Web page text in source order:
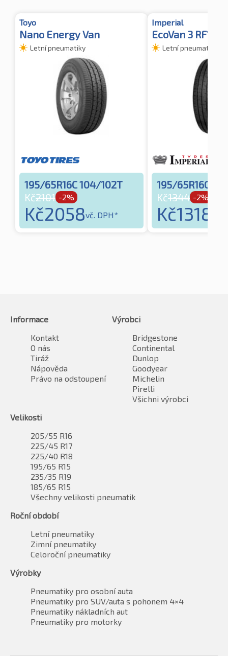
Toyo
Nano Energy Van
Letní pneumatiky
195/65R16C 104/102T
Kč2101 -2%
Kč2058vč. DPH*
Imperial
EcoVan 3 RF19
Letní pneumatiky
195/65R16C
Kč1344 -2%
Kč1318
Informace
Kontakt
O nás
Tiráž
Nápověda
Právo na odstoupení
Výrobci
Bridgestone
Continental
Dunlop
Goodyear
Michelin
Pirelli
Všichni výrobci
Velikosti
205/55 R16
225/45 R17
225/40 R18
195/65 R15
235/35 R19
185/65 R15
Všechny velikosti pneumatik
Roční období
Letní pneumatiky
Zimní pneumatiky
Celoroční pneumatiky
Výrobky
Pneumatiky pro osobní auta
Pneumatiky pro SUV/auta s pohonem 4×4
Pneumatiky nákladních aut
Pneumatiky pro motorky